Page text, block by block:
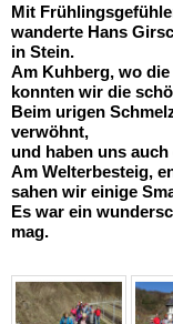
Mit
wanderte Hans
in Stein.
Am Kuhberg, wo
konnten wir die
Beim urigen
verwöhnt,
und haben uns
Am Welterbesteig,
sahen wir einige
Es war ein
mag.